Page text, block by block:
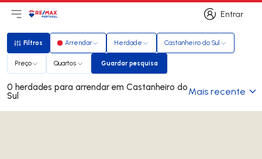
Entrar
Entrar
Abri menu principal
LogoIr para página inicial
Filtros
Filtros Arrendar Herdade Castanheiro do Sul
Preço Quartos Guardar pesquisa
Guardar pesquisa
0 herdades para arrendar em Castanheiro do
Sul Mais recente